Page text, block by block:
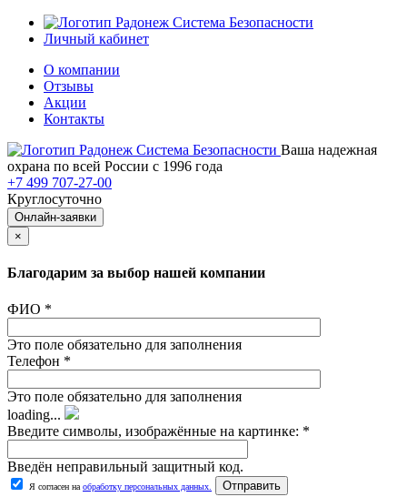
Личный кабинет
О компании
Отзывы
Акции
Контакты
Ваша надежная
охрана по всей России с 1996 года
+7 499 707-27-00
Круглосуточно
Онлайн-заявки
×
Благодарим за выбор нашей компании
ФИО *
Это поле обязательно для заполнения
Телефон *
Это поле обязательно для заполнения
loading...
Введите символы, изображённые на картинке: *
Введён неправильный защитный код.
Я согласен на обработку персональных данных.